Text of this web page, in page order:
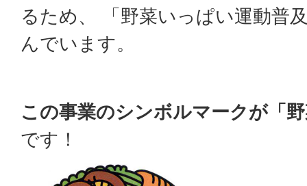
るため、 「野菜いっぱい運動普
んでいます。
この事業のシンボルマークが「
です！